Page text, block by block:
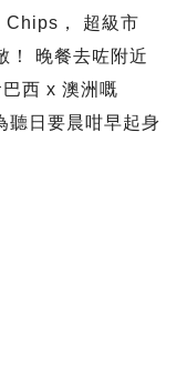
Chips， 超級市
！ 晚餐去咗附近
西 x 澳洲嘅
聽日要晨咁早起身